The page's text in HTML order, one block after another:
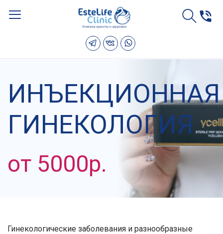
ИНЪЕКЦИОННАЯ
ГИНЕКОЛОГИЯ
от 5000р.
Гинекологические заболевания и разнообразные